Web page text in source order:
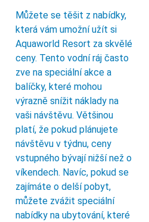
Můžete se těšit z nabídky,
která vám umožní užít si
Aquaworld Resort za skvělé
ceny. Tento vodní ráj často
zve na speciální akce a
balíčky, které mohou
výrazně snížit náklady na
vaši návštěvu. Většinou
platí, že pokud plánujete
návštěvu v týdnu, ceny
vstupného bývají nižší než o
víkendech. Navíc, pokud se
zajímáte o delší pobyt,
můžete zvážit speciální
nabídky na ubytování, které